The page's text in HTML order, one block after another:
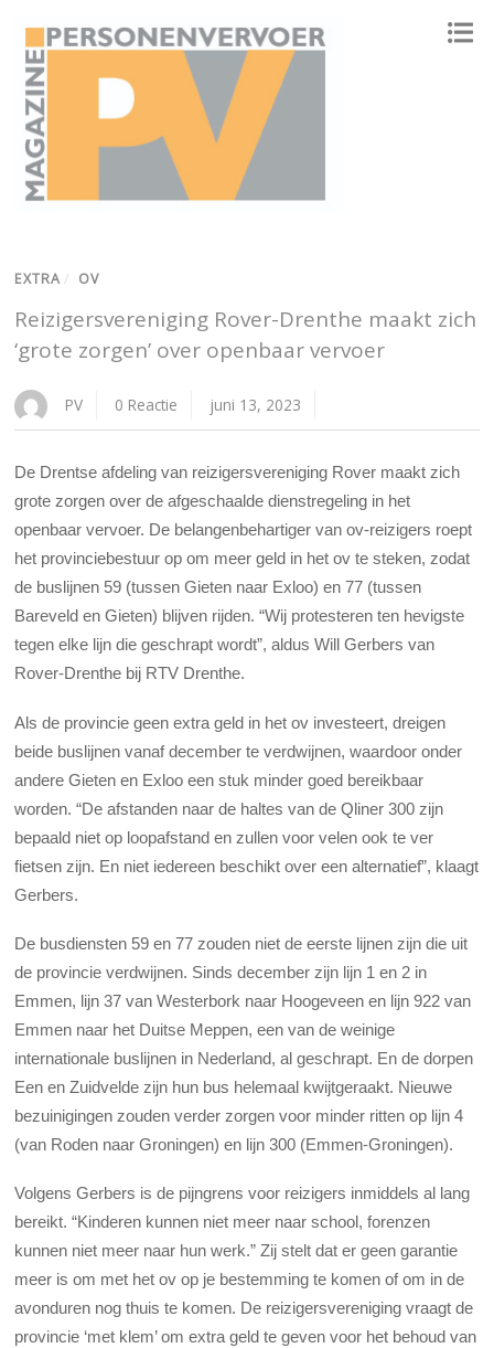
EXTRA / OV
Reizigersvereniging Rover-Drenthe maakt zich
‘grote zorgen’ over openbaar vervoer
PV 0 Reactie juni 13, 2023
De Drentse afdeling van reizigersvereniging Rover maakt zich
grote zorgen over de afgeschaalde dienstregeling in het
openbaar vervoer. De belangenbehartiger van ov-reizigers roept
het provinciebestuur op om meer geld in het ov te steken, zodat
de buslijnen 59 (tussen Gieten naar Exloo) en 77 (tussen
Bareveld en Gieten) blijven rijden. “Wij protesteren ten hevigste
tegen elke lijn die geschrapt wordt”, aldus Will Gerbers van
Rover-Drenthe bij RTV Drenthe.
Als de provincie geen extra geld in het ov investeert, dreigen
beide buslijnen vanaf december te verdwijnen, waardoor onder
andere Gieten en Exloo een stuk minder goed bereikbaar
worden. “De afstanden naar de haltes van de Qliner 300 zijn
bepaald niet op loopafstand en zullen voor velen ook te ver
fietsen zijn. En niet iedereen beschikt over een alternatief”, klaagt
Gerbers.
De busdiensten 59 en 77 zouden niet de eerste lijnen zijn die uit
de provincie verdwijnen. Sinds december zijn lijn 1 en 2 in
Emmen, lijn 37 van Westerbork naar Hoogeveen en lijn 922 van
Emmen naar het Duitse Meppen, een van de weinige
internationale buslijnen in Nederland, al geschrapt. En de dorpen
Een en Zuidvelde zijn hun bus helemaal kwijtgeraakt. Nieuwe
bezuinigingen zouden verder zorgen voor minder ritten op lijn 4
(van Roden naar Groningen) en lijn 300 (Emmen-Groningen).
Volgens Gerbers is de pijngrens voor reizigers inmiddels al lang
bereikt. “Kinderen kunnen niet meer naar school, forenzen
kunnen niet meer naar hun werk.” Zij stelt dat er geen garantie
meer is om met het ov op je bestemming te komen of om in de
avonduren nog thuis te komen. De reizigersvereniging vraagt de
provincie ‘met klem’ om extra geld te geven voor het behoud van